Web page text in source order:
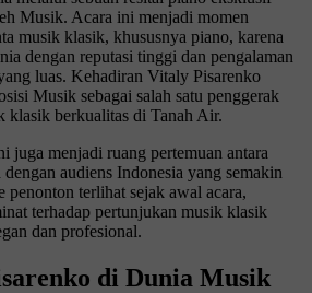
Musik. Acara ini menjadi momen
musik klasik, khususnya piano, karena
dengan reputasi tinggi dan pengalaman
luas. Kehadiran Vitaly Pisarenko
Musik sebagai salah satu penggerak
klasik berkualitas di Tanah Air.
juga menjadi ruang pertemuan antara
audiens Indonesia yang semakin
penonton terlihat sejak awal acara,
terhadap pertunjukan musik klasik
dan profesional.
di Dunia Musik